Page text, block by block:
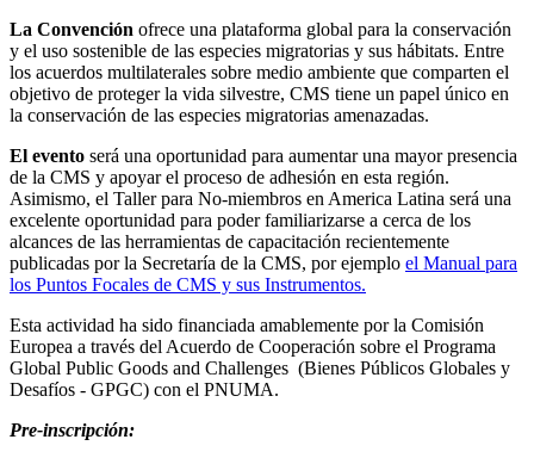
La Convención ofrece una plataforma global para la conservación
y el uso sostenible de las especies migratorias y sus hábitats. Entre
los acuerdos multilaterales sobre medio ambiente que comparten el
objetivo de proteger la vida silvestre, CMS tiene un papel único en
la conservación de las especies migratorias amenazadas.
El evento será una oportunidad para aumentar una mayor presencia
de la CMS y apoyar el proceso de adhesión en esta región.
Asimismo, el Taller para No-miembros en America Latina será una
excelente oportunidad para poder familiarizarse a cerca de los
alcances de las herramientas de capacitación recientemente
publicadas por la Secretaría de la CMS, por ejemplo el Manual para
los Puntos Focales de CMS y sus Instrumentos.
Esta actividad ha sido financiada amablemente por la Comisión
Europea a través del Acuerdo de Cooperación sobre el Programa
Global Public Goods and Challenges (Bienes Públicos Globales y
Desafíos - GPGC) con el PNUMA.
Pre-inscripción: